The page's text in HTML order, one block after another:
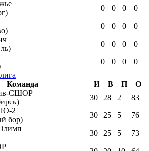
0 0 0 0
0 0 0 0
0 0 0 0
0 0 0
0
Команда
И В П
О
CШОР
30 28 2 83
2
бор)
30 25 5 76
30 25 5 73